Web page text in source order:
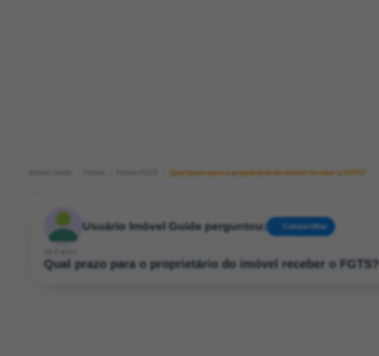
Qual prazo para o proprietário do imóvel receber o FGTS?
Usuário Imóvel Guide perguntou: Compartilhar
Qual prazo para o proprietário do imóvel receber o FGTS?